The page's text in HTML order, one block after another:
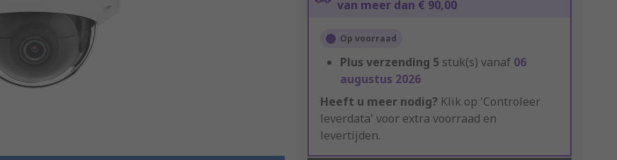
van meer dan € 90,00
Op voorraad
Plus verzending 5 stuk(s) vanaf 06
augustus 2026
Heeft u meer nodig? Klik op 'Controleer
leverdata' voor extra voorraad en
levertijden.